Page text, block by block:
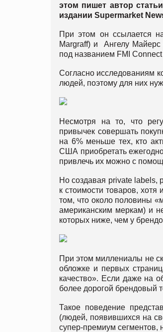
этом пишет автор
издании Supermarket
При этом он ссылается
Margraff) и Ангелу Майерс
под названием FMI
Согласно исследованиям
людей, поэтому для них
Несмотря на то, что
привычек совершать
на 6% меньше тех, кто
США приобретать
привлечь их можно с
Но создавая private labels,
к стоимости товаров, хотя
том, что около половины
американским меркам) и
которых ниже, чем у
При этом миллениалы не
обложке и первых
качество». Если даже на
более дорогой брендовый
Такое поведение
(людей, появившихся на
супер-премиум сегментов,